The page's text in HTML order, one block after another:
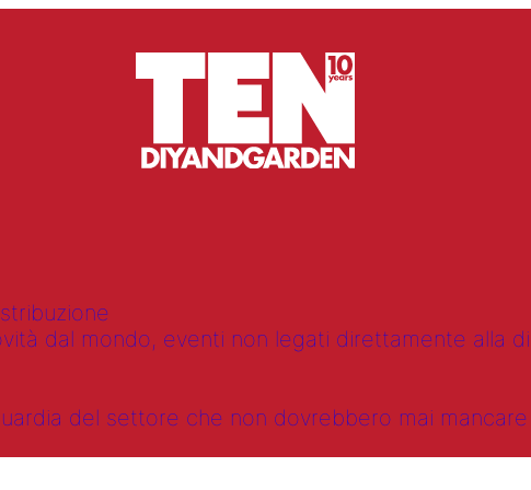
dal mondo, eventi non legati direttamente alla
del settore che non dovrebbero mai